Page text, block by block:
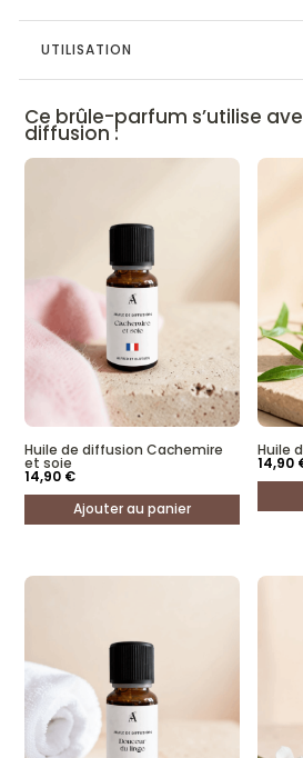
UTILISATION
Ce brûle-parfum s’utilise
diffusion :
Huile de diffusion Cachemire
et soie
14,90 €
Ajouter au panier
Huile
14,90